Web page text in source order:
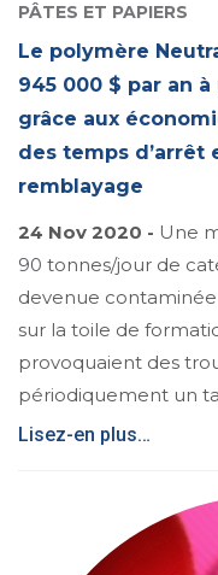
PÂTES ET PAPIERS
Le polymère
945 000 $ par an
grâce aux
des temps d’arrêt
remblayage
24 Nov 2020 - Une
90 tonnes/jour de
devenue
sur la toile de
provoquaient des
périodiquement un
Lisez-en plus…